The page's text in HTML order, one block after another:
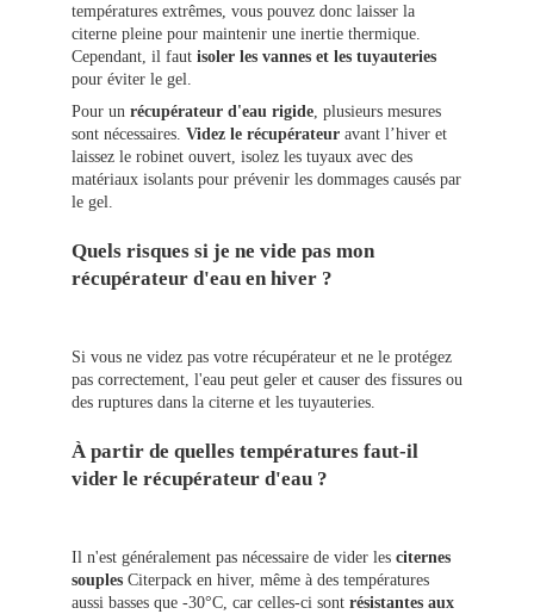
températures extrêmes, vous pouvez donc laisser la
citerne pleine pour maintenir une inertie thermique.
Cependant, il faut isoler les vannes et les tuyauteries
pour éviter le gel.
Pour un récupérateur d'eau rigide , plusieurs mesures
sont nécessaires. Videz le récupérateur avant l’hiver et
laissez le robinet ouvert, isolez les tuyaux avec des
matériaux isolants pour prévenir les dommages causés par
le gel.
Quels risques si je ne vide pas mon
récupérateur d'eau en hiver ?
Si vous ne videz pas votre récupérateur et ne le protégez
pas correctement, l'eau peut geler et causer des fissures ou
des ruptures dans la citerne et les tuyauteries.
À partir de quelles températures faut-il
vider le récupérateur d'eau ?
Il n'est généralement pas nécessaire de vider les citernes
souples Citerpack en hiver, même à des températures
aussi basses que -30°C, car celles-ci sont résistantes aux